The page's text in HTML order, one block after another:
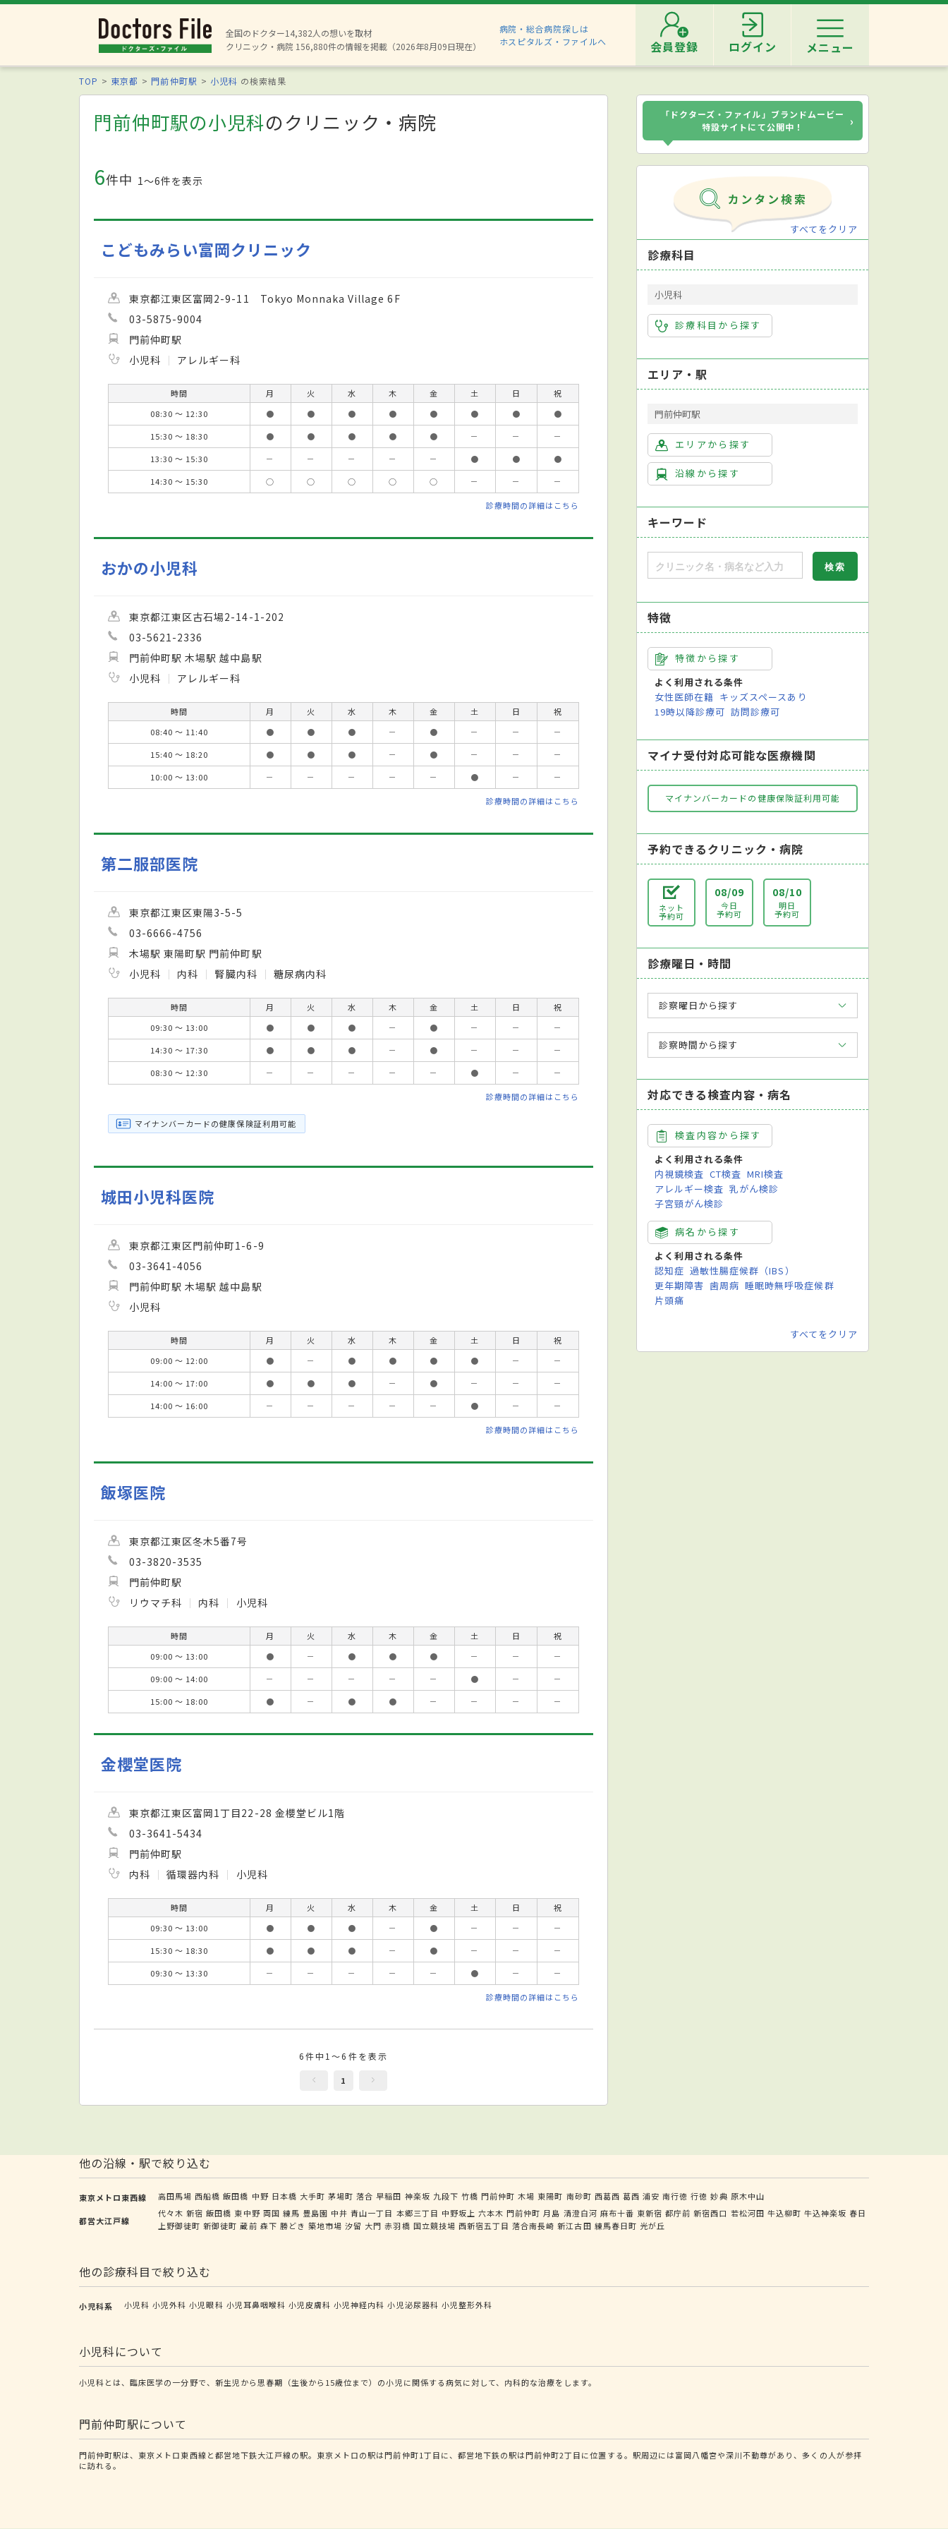
全国のドクター14,382人の想いを取材
クリニック・病院 156,880件の情報を掲載（2026年8月09日現在）
病院・総合病院探しは
ホスピタルズ・ファイルへ
会員登録 ログイン メニュー
TOP 東京都 門前仲町駅 小児科 の検索結果
門前仲町駅の小児科のクリニック・病院
6件中 1〜6件を表示
こどもみらい富岡クリニック
東京都江東区富岡2-9-11 Tokyo Monnaka Village 6F
03-5875-9004
門前仲町駅
小児科
アレルギー科
時間 月 火 水 木 金 土 日
祝
08:30 ～ 12:30
● ● ● ● ● ● ●
●
15:30 ～ 18:30
● ● ● ● ● － －
－
13:30 ～ 15:30
－ － － － － ● ●
●
14:30 ～ 15:30
○ ○ ○ ○ ○ － － －
診療時間の詳細はこちら
おかの小児科
東京都江東区古石場2-14-1-202
03-5621-2336
門前仲町駅 木場駅 越中島駅
小児科
アレルギー科
時間 月 火 水 木 金 土 日
祝
08:40 ～ 11:40
● ● ● － ● － －
－
15:40 ～ 18:20
● ● ● － ● － －
－
10:00 ～ 13:00
－ － － － － ● － －
診療時間の詳細はこちら
第二服部医院
東京都江東区東陽3-5-5
03-6666-4756
木場駅 東陽町駅 門前仲町駅
小児科
内科 腎臓内科 糖尿病内科
時間 月 火 水 木 金 土 日
祝
09:30 ～ 13:00
● ● ● － ● － －
－
14:30 ～ 17:30
● ● ● － ● － －
－
08:30 ～ 12:30
－ － － － － ● － －
診療時間の詳細はこちら
マイナンバーカードの健康保険証利用可能
城田小児科医院
東京都江東区門前仲町1-6-9
03-3641-4056
門前仲町駅 木場駅 越中島駅
小児科
時間 月 火 水 木 金 土 日
祝
09:00 ～ 12:00
● － ● ● ● ● －
－
14:00 ～ 17:00
● ● ● － ● － －
－
14:00 ～ 16:00
－ － － － － ● － －
診療時間の詳細はこちら
飯塚医院
東京都江東区冬木5番7号
03-3820-3535
門前仲町駅
リウマチ科
内科 小児科
時間 月 火 水 木 金 土 日
祝
09:00 ～ 13:00
● － ● ● ● － －
－
09:00 ～ 14:00
－ － － － － ● －
－
15:00 ～ 18:00
● － ● ● － － － －
金櫻堂医院
東京都江東区富岡1丁目22-28 金櫻堂ビル1階
03-3641-5434
門前仲町駅
内科
循環器内科 小児科
時間 月 火 水 木 金 土 日
祝
09:30 ～ 13:00
● ● ● － ● － －
－
15:30 ～ 18:30
● ● ● － ● － －
－
09:30 ～ 13:30
－ － － － － ● － －
診療時間の詳細はこちら
6件中1～6件を表示
1
「ドクターズ・ファイル」ブランドムービー
特設サイトにて公開中！
›
すべてをクリア
診療科目
小児科
診療科目から探す
エリア・駅
門前仲町駅
エリアから探す
沿線から探す
キーワード
特徴
特徴から探す
よく利用される条件
女性医師在籍 キッズスペースあり
19時以降診療可 訪問診療可
マイナ受付対応可能な医療機関
マイナンバーカードの健康保険証利用可能
予約できるクリニック・病院
ネット
予約可
08/09
今日
予約可
08/10
明日
予約可
診療曜日・時間
診察曜日から探す
診察時間から探す
対応できる検査内容・病名
検査内容から探す
よく利用される条件
内視鏡検査 CT検査 MRI検査
アレルギー検査 乳がん検診
子宮頸がん検診
病名から探す
よく利用される条件
認知症 過敏性腸症候群（IBS）
更年期障害 歯周病 睡眠時無呼吸症候群
片頭痛
すべてをクリア
他の沿線・駅で絞り込む
東京メトロ東西線 高田馬場 西船橋 飯田橋 中野 日本橋 大手町 茅場町 落合 早稲田 神楽坂 九段下 竹橋 門前仲町 木場 東陽町 南砂町 西葛西 葛西 浦安 南行徳 行徳 妙典 原木中山
都営大江戸線
代々木 新宿 飯田橋 東中野 両国 練馬 豊島園 中井 青山一丁目 本郷三丁目 中野坂上 六本木 門前仲町 月島 清澄白河 麻布十番 東新宿 都庁前 新宿西口 若松河田 牛込柳町 牛込神楽坂 春日
上野御徒町 新御徒町 蔵前 森下 勝どき 築地市場 汐留 大門 赤羽橋 国立競技場 西新宿五丁目 落合南長崎 新江古田 練馬春日町 光が丘
他の診療科目で絞り込む
小児科系 小児科 小児外科 小児眼科 小児耳鼻咽喉科 小児皮膚科 小児神経内科 小児泌尿器科 小児整形外科
小児科について
小児科とは、臨床医学の一分野で、新生児から思春期（生後から15歳位まで）の小児に関係する病気に対して、内科的な治療をします。
門前仲町駅について
門前仲町駅は、東京メトロ東西線と都営地下鉄大江戸線の駅。東京メトロの駅は門前仲町1丁目に、都営地下鉄の駅は門前仲町2丁目に位置する。駅周辺には富岡八幡宮や深川不動尊があり、多くの人が参拝
に訪れる。